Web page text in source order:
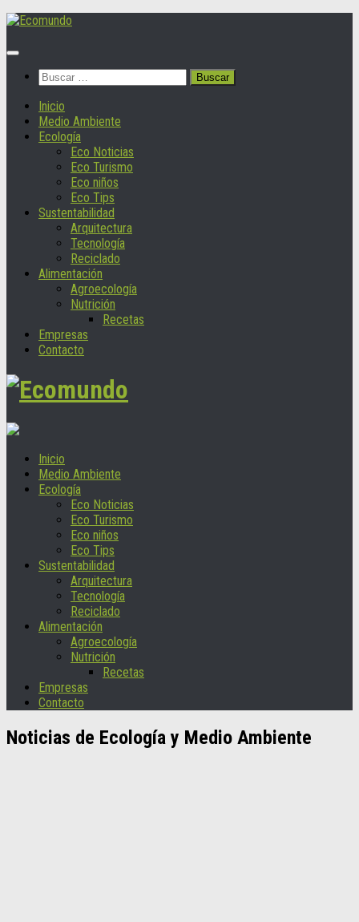
Saltar
contenido
Buscar:
Inicio
Medio Ambiente
Ecología
Eco Noticias
Eco Turismo
Eco niños
Eco Tips
Sustentabilidad
Arquitectura
Tecnología
Reciclado
Alimentación
Agroecología
Nutrición
Recetas
Empresas
Contacto
Inicio
Medio Ambiente
Ecología
Eco Noticias
Eco Turismo
Eco niños
Eco Tips
Sustentabilidad
Arquitectura
Tecnología
Reciclado
Alimentación
Agroecología
Nutrición
Recetas
Empresas
Contacto
Noticias de Ecología y Medio Ambiente